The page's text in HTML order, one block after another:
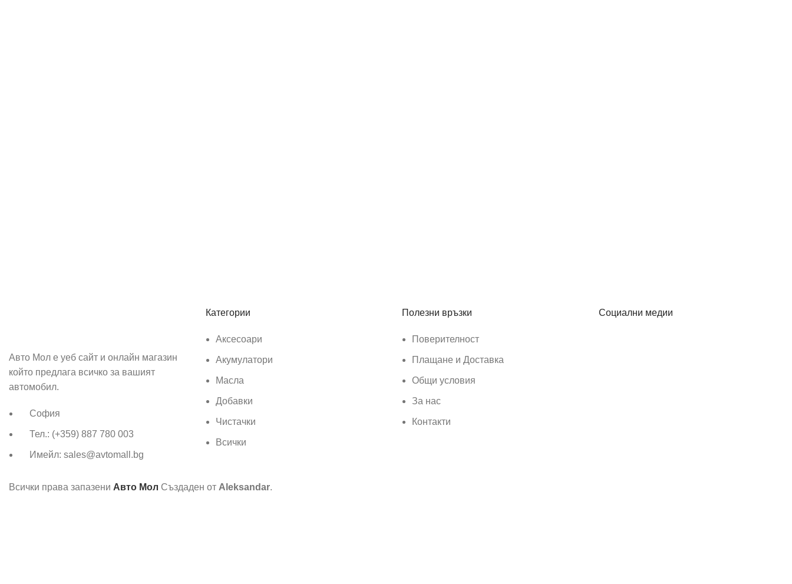
Авто Мол е уеб сайт и онлайн магазин
който предлага всичко за вашият
автомобил.
София
Тел.: (+359) 887 780 003
Имейл: sales@avtomall.bg
Категории
Аксесоари
Акумулатори
Масла
Добавки
Чистачки
Всички
Полезни връзки
Поверителност
Плащане и Доставка
Общи условия
За нас
Контакти
Социални медии
Всички права запазени Авто Мол Създаден от Aleksandar.